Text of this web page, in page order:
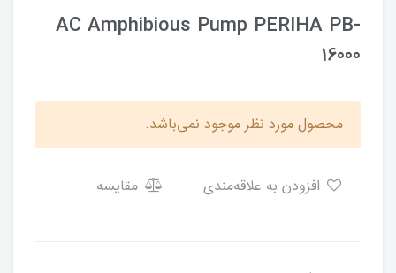
AC Amphibious Pump PERIHA PB-
16000
محصول مورد نظر موجود نمی‌باشد.
مقایسه